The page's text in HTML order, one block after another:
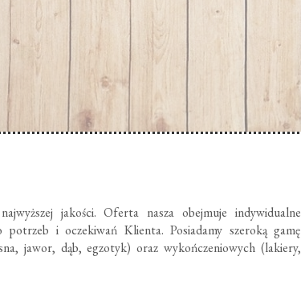
jakości. Oferta nasza obejmuje indywidualne
i oczekiwań Klienta. Posiadamy szeroką gamę
jawor, dąb, egzotyk) oraz wykończeniowych (lakiery,